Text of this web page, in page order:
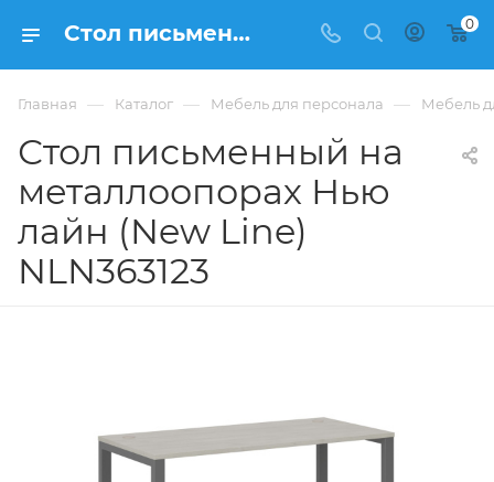
Стол письменный на металлоопорах Нью лайн (New Line) NLN363123 купить в Москве, цена 19 908 ₽. - интернет-магазин ФРАНКОМ 0
Главная — Каталог — Мебель для персонала — Мебель
Стол письменный на
металлоопорах Нью
лайн (New Line)
NLN363123